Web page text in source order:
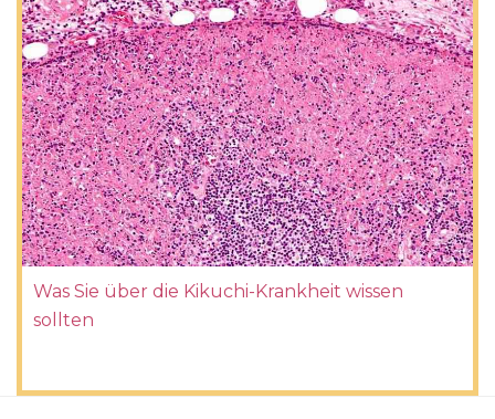
Was Sie über die Kikuchi-Krankheit wissen
sollten